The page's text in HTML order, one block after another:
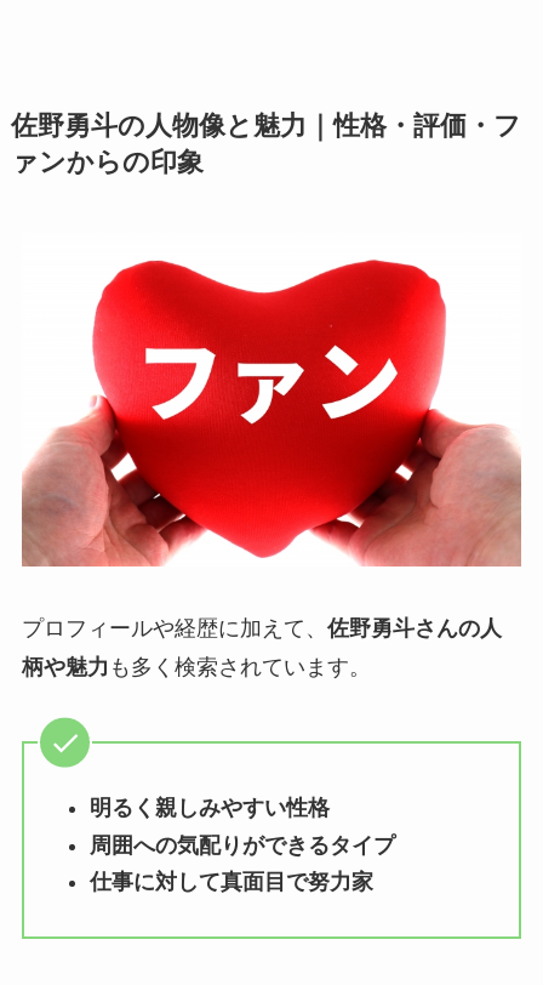
佐野勇斗の人物像と魅力｜性格・評価・フ
ァンからの印象
プロフィールや経歴に加えて、 佐野勇斗さんの人
柄や魅力 も多く検索されています。
明るく親しみやすい性格
周囲への気配りができるタイプ
仕事に対して真面目で努力家